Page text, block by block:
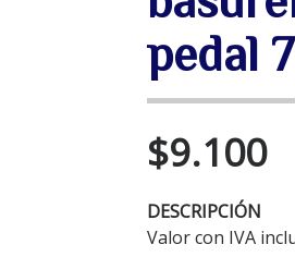
pedal
$9.100
DESCRIPCIÓN
Valor con IVA